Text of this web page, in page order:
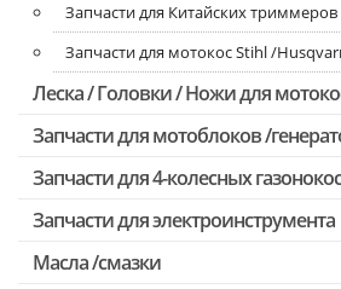
Запчасти для Китайских триммеров
Запчасти для мотокос Stihl /
Леска / Головки / Ножи для
Запчасти для мотоблоков /
Запчасти для 4-колесных
Запчасти для электроинструмента
Двигатели, редукторы для
Масла /смазки